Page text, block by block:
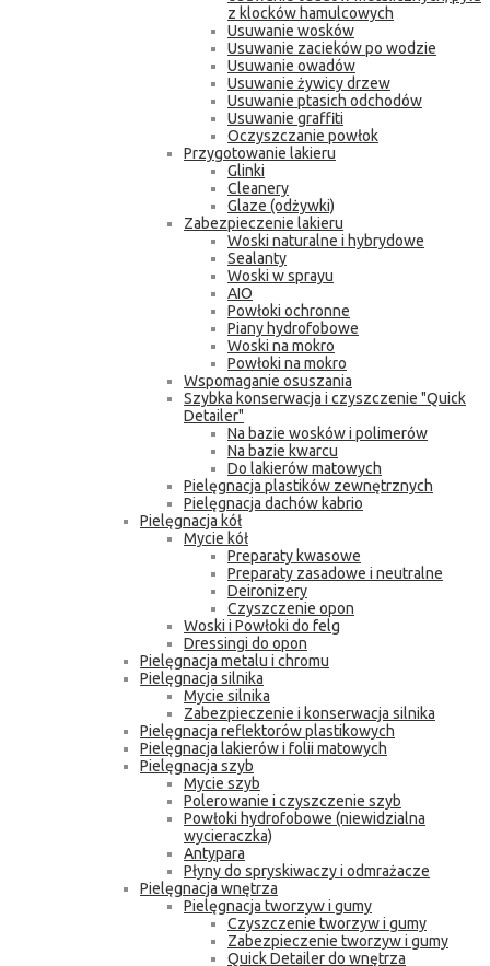
z klocków hamulcowych
Usuwanie wosków
Usuwanie zacieków po wodzie
Usuwanie owadów
Usuwanie żywicy drzew
Usuwanie ptasich odchodów
Usuwanie graffiti
Oczyszczanie powłok
Przygotowanie lakieru
Glinki
Cleanery
Glaze (odżywki)
Zabezpieczenie lakieru
Woski naturalne i hybrydowe
Sealanty
Woski w sprayu
AIO
Powłoki ochronne
Piany hydrofobowe
Woski na mokro
Powłoki na mokro
Wspomaganie osuszania
Szybka konserwacja i czyszczenie "Quick
Detailer"
Na bazie wosków i polimerów
Na bazie kwarcu
Do lakierów matowych
Pielęgnacja plastików zewnętrznych
Pielęgnacja dachów kabrio
Pielęgnacja kół
Mycie kół
Preparaty kwasowe
Preparaty zasadowe i neutralne
Deironizery
Czyszczenie opon
Woski i Powłoki do felg
Dressingi do opon
Pielęgnacja metalu i chromu
Pielęgnacja silnika
Mycie silnika
Zabezpieczenie i konserwacja silnika
Pielęgnacja reflektorów plastikowych
Pielęgnacja lakierów i folii matowych
Pielęgnacja szyb
Mycie szyb
Polerowanie i czyszczenie szyb
Powłoki hydrofobowe (niewidzialna
wycieraczka)
Antypara
Płyny do spryskiwaczy i odmrażacze
Pielęgnacja wnętrza
Pielęgnacja tworzyw i gumy
Czyszczenie tworzyw i gumy
Zabezpieczenie tworzyw i gumy
Quick Detailer do wnętrza